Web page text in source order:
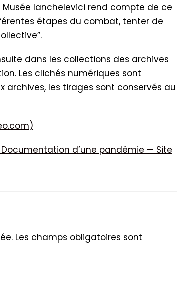
Musée Ianchelevici rend compte de ce
étapes du combat, tenter de
dans les collections des archives
Les clichés numériques sont
archives, les tirages sont conservés au
Documentation d’une pandémie — Site
Les champs obligatoires sont